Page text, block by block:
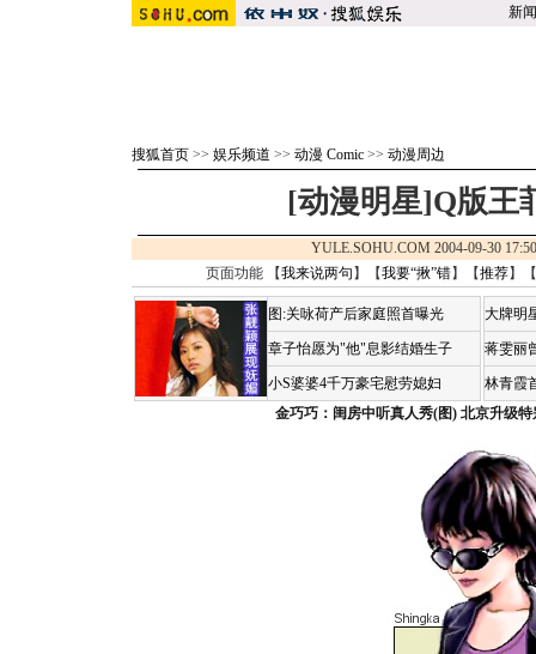
新闻
搜狐首页 >> 娱乐频道 >> 动漫 Comic >> 动漫周边
[动漫明星]Q版王
YULE.SOHU.COM 2004-09-30
页面功能 【我来说两句 】【我要“揪”错】【推荐】
图:关咏荷产后家庭照首曝光
章子怡愿为"他"息影结婚生子
小S婆婆4千万豪宅慰劳媳妇
大牌明
蒋雯丽
林青霞
金巧巧：闺房中听真人秀(图) 北京升级